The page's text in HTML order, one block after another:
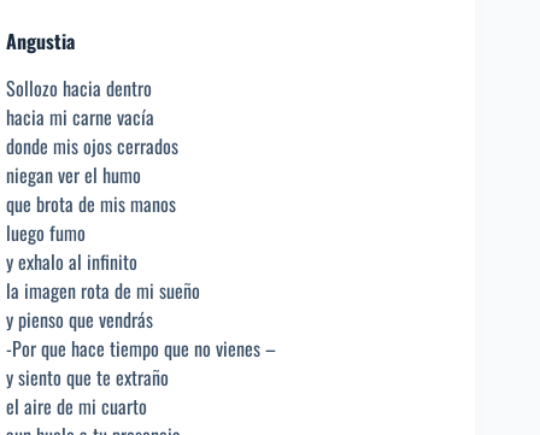
Angustia
Sollozo hacia dentro
hacia mi carne vacía
donde mis ojos cerrados
niegan ver el humo
que brota de mis manos
luego fumo
y exhalo al infinito
la imagen rota de mi sueño
y pienso que vendrás
-Por que hace tiempo que no vienes –
y siento que te extraño
el aire de mi cuarto